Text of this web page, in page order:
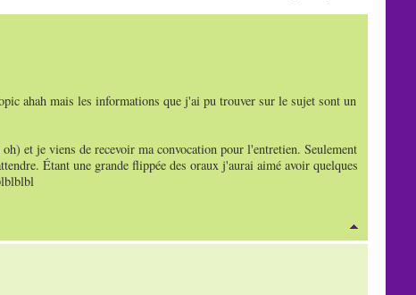
ahah mais les informations que j'ai pu trouver sur le sujet sont un
et je viens de recevoir ma convocation pour l'entretien. Seulement
Étant une grande flippée des oraux j'aurai aimé avoir quelques